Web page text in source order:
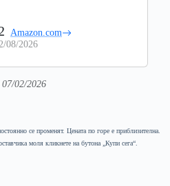
Amazon.com
08/2026
02/2026
се променят. Цената по горе е приблизителна.
моля кликнете на бутона „Купи сега“.